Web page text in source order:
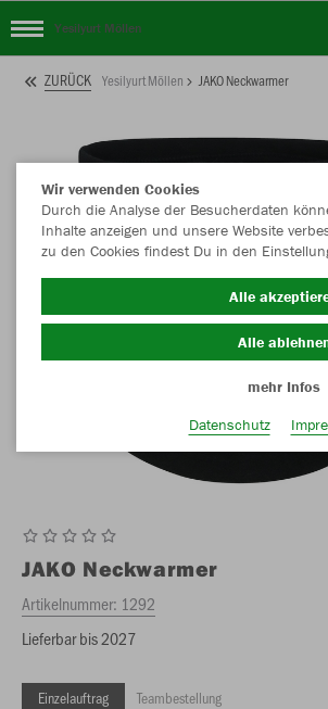
Yesilyurt Möllen
ZURÜCK Yesilyurt Möllen JAKO Neckwarmer
JAKO Neckwarmer
Artikelnummer: 1292
Lieferbar bis 2027
Einzelauftrag Teambestellung
Wir verwenden Cookies
Durch die Analyse der Besucherdaten
Inhalte anzeigen und unsere Website
zu den Cookies findest Du in den
Alle
Alle
mehr Infos
Datenschutz